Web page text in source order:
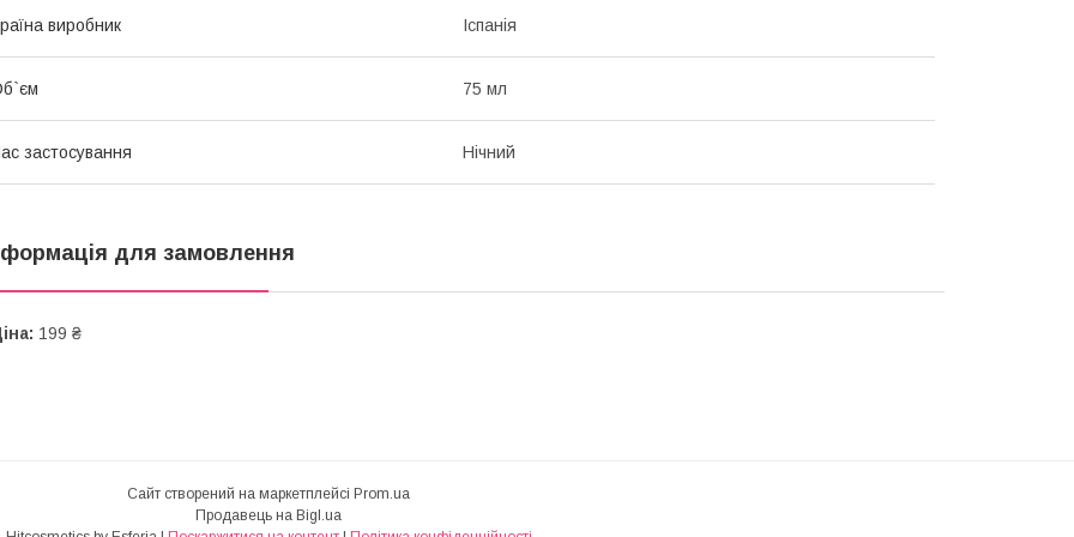
виробник Іспанія
75 мл
застосування Нічний
для замовлення
199 ₴
Сайт створений на маркетплейсі Prom.ua
Продавець на Bigl.ua